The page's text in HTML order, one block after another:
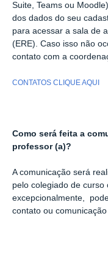
Suite, Teams ou
dos dados do seu
para acessar a sala de
(ERE). Caso isso não
contato com a
CONTATOS CLIQUE AQUI
Como será feita a
professor (a)?
A comunicação será
pelo colegiado de curso
excepcionalmente,
contato ou